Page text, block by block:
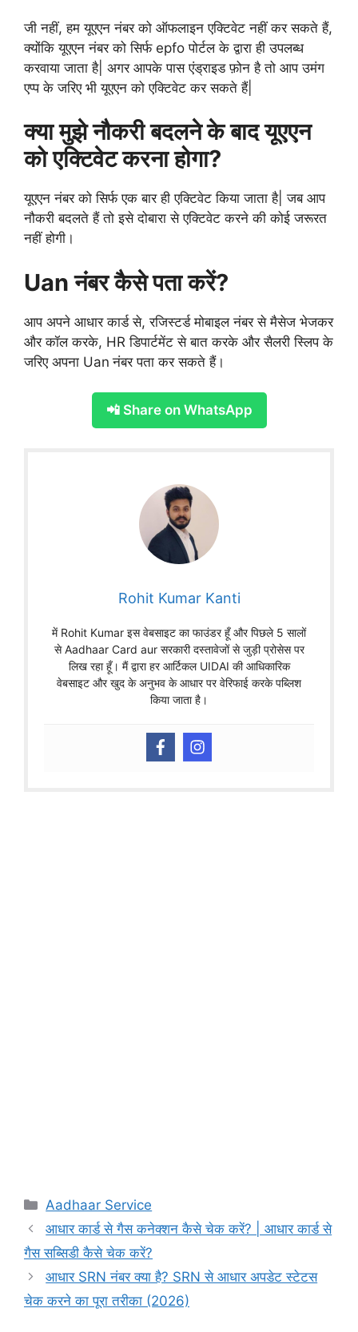
जी नहीं, हम यूएएन नंबर को ऑफलाइन एक्टिवेट नहीं कर सकते हैं,
क्योंकि यूएएन नंबर को सिर्फ epfo पोर्टल के द्वारा ही उपलब्ध
करवाया जाता है| अगर आपके पास एंड्राइड फ़ोन है तो आप उमंग
एप्प के जरिए भी यूएएन को एक्टिवेट कर सकते हैं|
क्या मुझे नौकरी बदलने के बाद यूएएन
को एक्टिवेट करना होगा?
यूएएन नंबर को सिर्फ एक बार ही एक्टिवेट किया जाता है| जब आप
नौकरी बदलते हैं तो इसे दोबारा से एक्टिवेट करने की कोई जरूरत
नहीं होगी।
Uan नंबर कैसे पता करें?
आप अपने आधार कार्ड से, रजिस्टर्ड मोबाइल नंबर से मैसेज भेजकर
और कॉल करके, HR डिपार्टमेंट से बात करके और सैलरी स्लिप के
जरिए अपना Uan नंबर पता कर सकते हैं।
📲 Share on WhatsApp
Rohit Kumar Kanti
में Rohit Kumar इस वेबसाइट का फाउंडर हूँ और पिछले 5 सालों
से Aadhaar Card aur सरकारी दस्तावेजों से जुड़ी प्रोसेस पर
लिख रहा हूँ। मैं द्वारा हर आर्टिकल UIDAI की आधिकारिक
वेबसाइट और खुद के अनुभव के आधार पर वेरिफाई करके पब्लिश
किया जाता है।
Categories
Aadhaar Service
आधार कार्ड से गैस कनेक्शन कैसे चेक करें? | आधार कार्ड से
गैस सब्सिडी कैसे चेक करें?
आधार SRN नंबर क्या है? SRN से आधार अपडेट स्टेटस
चेक करने का पूरा तरीका (2026)